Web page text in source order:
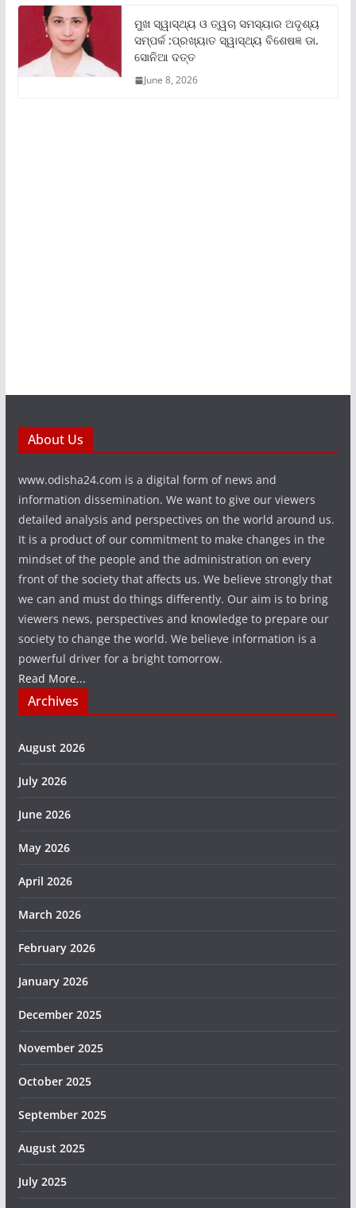
ମୁଖ ସ୍ୱାସ୍ଥ୍ୟ ଓ ତ୍ୱଚା ସମସ୍ୟାର ଅଦୃଶ୍ୟ
ସମ୍ପର୍କ :ପ୍ରଖ୍ୟାତ ସ୍ୱାସ୍ଥ୍ୟ ବିଶେଷଜ୍ଞ ଡା.
ସୋନିଆ ଦତ୍ତ
June 8, 2026
About Us
www.odisha24.com is a digital form of news and
information dissemination. We want to give our viewers
detailed analysis and perspectives on the world around us.
It is a product of our commitment to make changes in the
mindset of the people and the administration on every
front of the society that affects us. We believe strongly that
we can and must do things differently. Our aim is to bring
viewers news, perspectives and knowledge to prepare our
society to change the world. We believe information is a
powerful driver for a bright tomorrow.
Read More...
Archives
August 2026
July 2026
June 2026
May 2026
April 2026
March 2026
February 2026
January 2026
December 2025
November 2025
October 2025
September 2025
August 2025
July 2025